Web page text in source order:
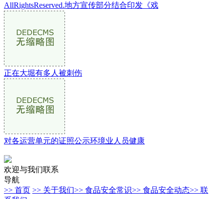
AllRightsReserved.地方宣传部分结合印发《戏
正在大堀有多人被刺伤
对各运营单元的证照公示环境业人员健康
欢迎与我们联系
导航
>> 首页 >> 关于我们>> 食品安全常识>> 食品安全动态>> 联